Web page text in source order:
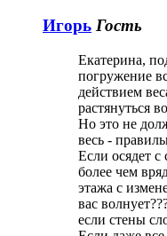
Игорь Гость
Екатерина,
погружение
действием
растянуться
Но это не
весь -
Если осядет
более чем
этажа с
вас
если стены